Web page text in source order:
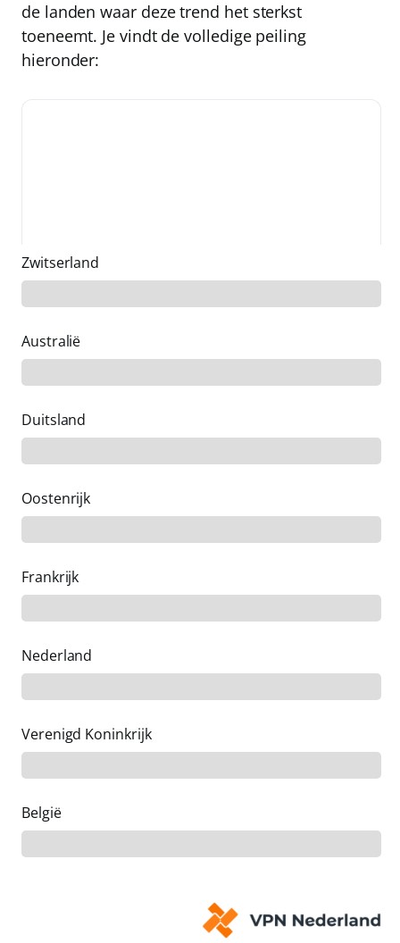
de landen waar deze trend het sterkst
toeneemt. Je vindt de volledige peiling
hieronder:
Zwitserland
Australië
Duitsland
Oostenrijk
Frankrijk
Nederland
Verenigd Koninkrijk
België